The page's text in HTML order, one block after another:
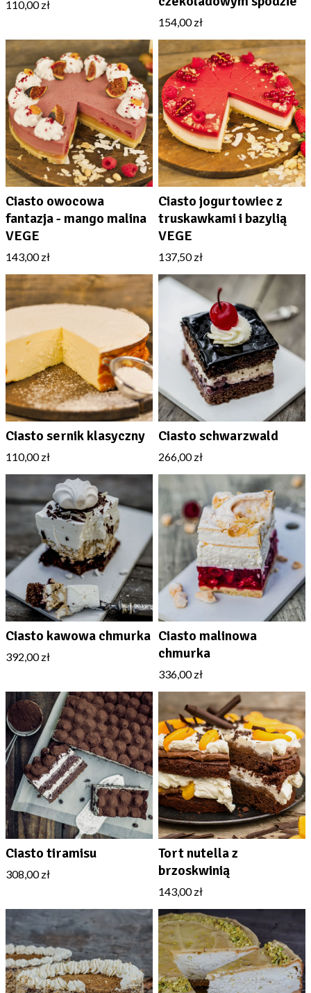
110,00 zł
154,00 zł
Ciasto owocowa
fantazja - mango malina
VEGE
143,00 zł
Ciasto jogurtowiec z
truskawkami i bazylią
VEGE
137,50 zł
Ciasto sernik klasyczny
110,00 zł
Ciasto schwarzwald
266,00 zł
Ciasto kawowa chmurka
392,00 zł
Ciasto malinowa
chmurka
336,00 zł
Ciasto tiramisu
308,00 zł
Tort nutella z
brzoskwinią
143,00 zł